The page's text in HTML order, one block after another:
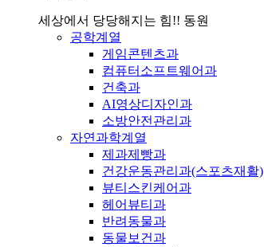
세상에서 당당해지는 힘!! 동원
공학계열
게임콘텐츠과
컴퓨터소프트웨어과
건축과
AI영상디자인과
소방안전관리과
자연과학계열
제과제빵과
건강운동관리과(스포츠재활)
뷰티스킨케어과
헤어뷰티과
반려동물과
동물보건과